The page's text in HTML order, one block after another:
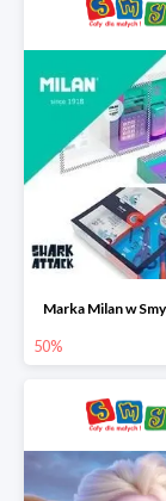
Marka Milan w
50%